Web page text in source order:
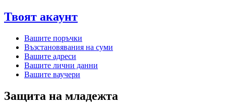
Твоят акаунт
Вашите поръчки
Възстановявания на суми
Вашите адреси
Вашите лични данни
Вашите ваучери
Защита на младежта